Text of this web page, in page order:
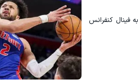
فینال کنفرانس
یخچال ویترینی 9 فوت ایستکول (جدید)
کلیک